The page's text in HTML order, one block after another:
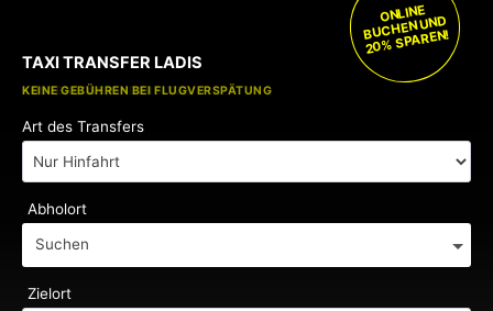
KOSTENLOSE KINDERSITZE
KEINE GEBÜHREN BEI FLUGVERSPÄTUNG
TAXI TRANSFER LADIS
ONLINE
BUCHEN UND
20% SPAREN!
Art des Transfers
Abholort
Suchen
Zielort